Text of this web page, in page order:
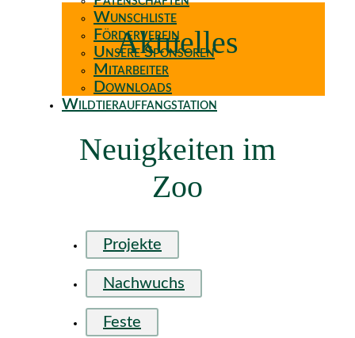
Wunschliste
Förderverein
Unsere Sponsoren
Mitarbeiter
Downloads
Wildtierauffangstation
Aktuelles
Neuigkeiten im
Zoo
Projekte
Nachwuchs
Feste